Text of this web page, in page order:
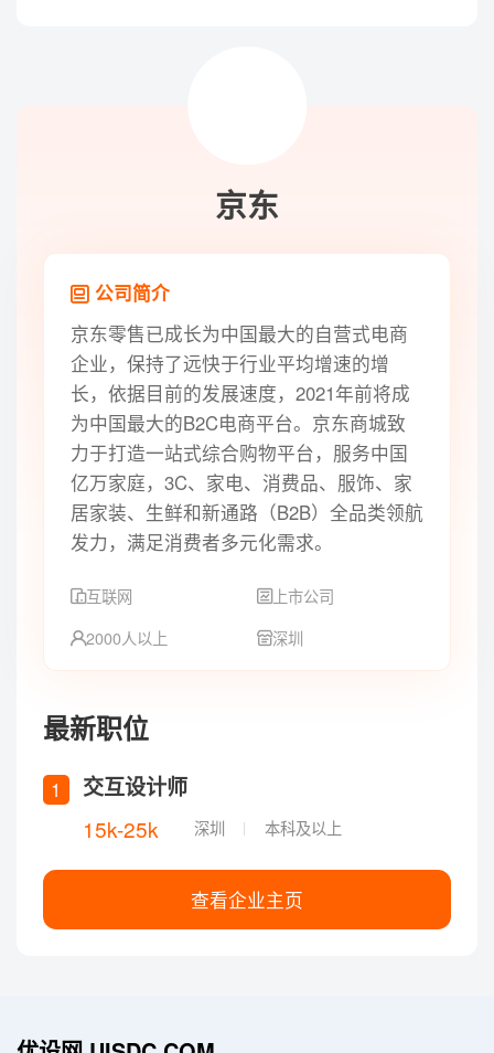
京东
公司简介
京东零售已成长为中国最大的自营式电商
企业，保持了远快于行业平均增速的增
长，依据目前的发展速度，2021年前将成
为中国最大的B2C电商平台。京东商城致
力于打造一站式综合购物平台，服务中国
亿万家庭，3C、家电、消费品、服饰、家
居家装、生鲜和新通路（B2B）全品类领航
发力，满足消费者多元化需求。
互联网
上市公司
2000人以上
深圳
最新职位
1
交互设计师
15k-25k
深圳 本科及以上
查看企业主页